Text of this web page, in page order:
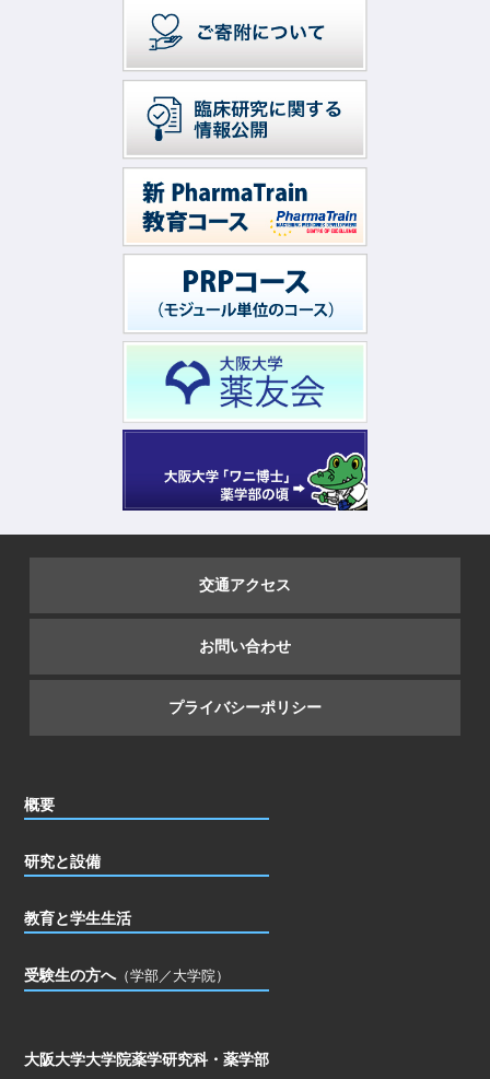
交通アクセス
お問い合わせ
プライバシーポリシー
概要
研究と設備
教育と学生生活
受験生の方へ（学部／大学院）
大阪大学大学院薬学研究科・薬学部